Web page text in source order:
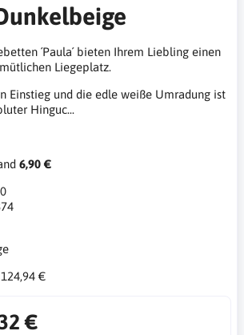
´Paula´ bieten Ihrem Liebling einen
Liegeplatz.
Einstieg und die edle weiße Umradung ist
Hinguc...
6,90 €
124,94 €
€